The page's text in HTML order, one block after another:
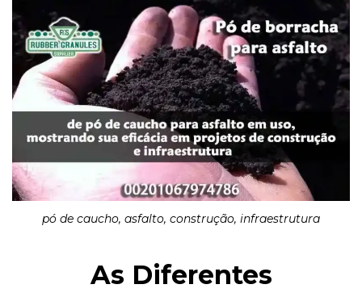
pó de caucho, asfalto, construção, infraestrutura
As Diferentes